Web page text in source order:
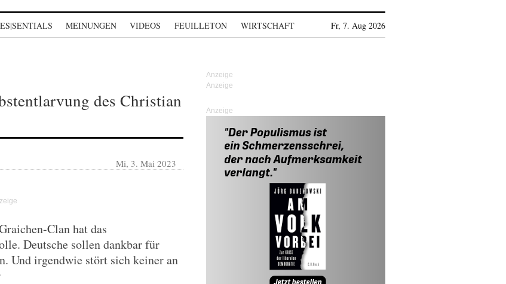
MEINUNGEN VIDEOS FEUILLETON WIRTSCHAFT Fr, 7. Aug 2026
des Christian
Mi, 3. Mai 2023
Clan hat das
Deutsche sollen dankbar für
Und irgendwie stört sich keiner an
Anzeige